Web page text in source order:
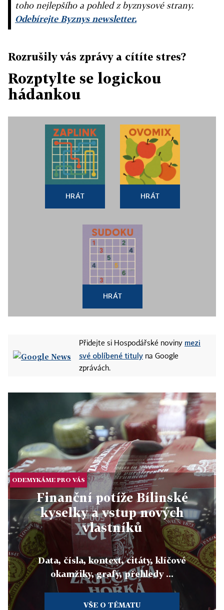
toho nejlepšího a pohled z byznysové strany.
Odebírejte Byznys newsletter.
Rozrušily vás zprávy a cítíte stres?
Rozptylte se logickou
hádankou
HRÁT HRÁT
HRÁT
Přidejte si Hospodářské noviny mezi
své oblíbené tituly na Google
zprávách.
ODEMYKÁME PRO VÁS
Finanční potíže Bílinské
kyselky a vstup nových
vlastníků
Data, čísla, kontext, citáty, klíčové
okamžiky, grafy, přehledy ...
VŠE O TÉMATU